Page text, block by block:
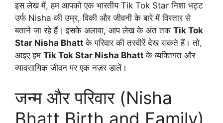
इस लेख में, हम आपको एक भारतीय Tik Tok Star निशा भट्ट
उर्फ Nisha की उम्र, विकी और जीवनी के बारे में विस्तार से
बताने जा रहे हैं। इसके अलावा, आप लेख के अंत तक Tik Tok
Star Nisha Bhattके परिवार की तस्वीरें देख सकते हैं। तो,
आइए हम Tik Tok Star Nisha Bhattके व्यक्तिगत और
व्यावसायिक जीवन पर एक नज़र डालें।
जन्म और परिवार (Nisha
Bhatt Birth and Family)